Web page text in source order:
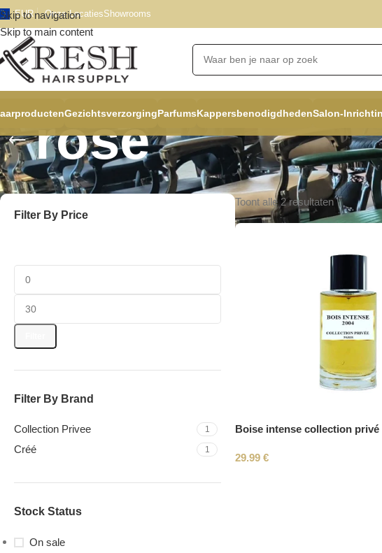
Skip to navigation
Skip to main content
EUR Onze LocatiesShowrooms
GezichtsverzorgingParfumsKappersbenodigdhedenSalon-
rose
Filter By Price
Filter By Brand
Collection Privee 1
Créé 1
Stock Status
On sale
Toont alle 2 resultaten
Boise intense collection privé
29.99 €